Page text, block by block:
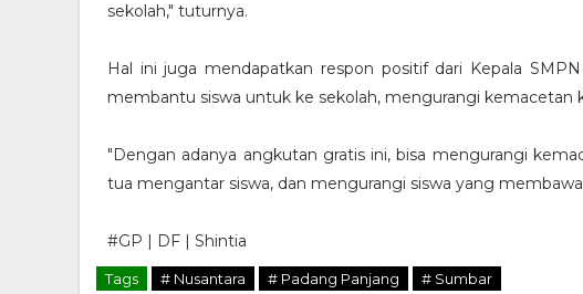
sekolah," tuturnya.
Hal ini juga mendapatkan respon positif dari Kepala
membantu siswa untuk ke sekolah, mengurangi kemacetan
"Dengan adanya angkutan gratis ini, bisa mengurangi
tua mengantar siswa, dan mengurangi siswa yang
#GP | DF | Shintia
Tags # Nusantara # Padang Panjang # Sumbar